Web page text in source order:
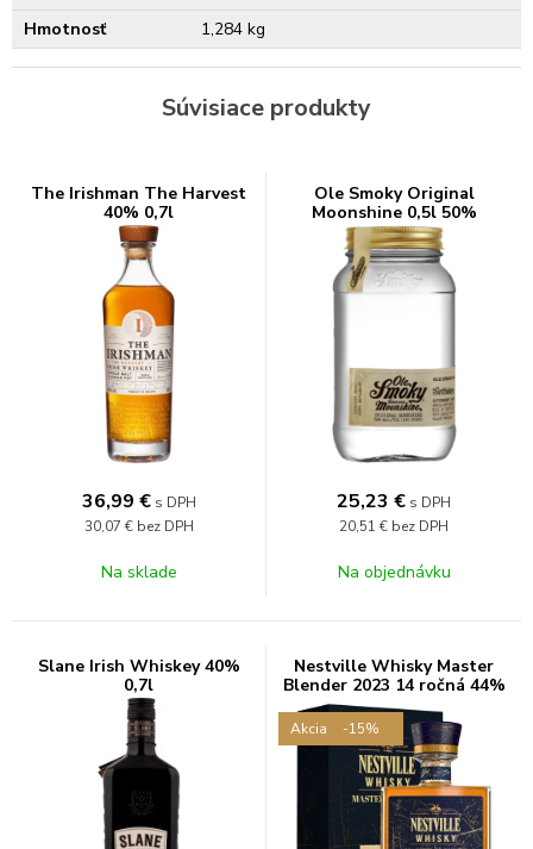
Hmotnosť
1,284 kg
Súvisiace produkty
The Irishman The Harvest
40% 0,7l
36,99 € s DPH
30,07 € bez DPH
Na sklade
Ole Smoky Original
Moonshine 0,5l 50%
25,23 € s DPH
20,51 € bez DPH
Na objednávku
Slane Irish Whiskey 40%
0,7l
Nestville Whisky Master
Blender 2023 14 ročná 44%
0,7L
Akcia -15%